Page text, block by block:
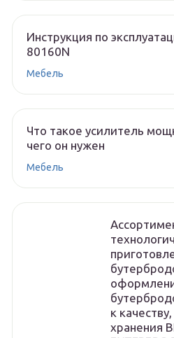
Инструкция по
80160N
Мебель
Что такое усилитель
чего он нужен
Мебель
к
хранения